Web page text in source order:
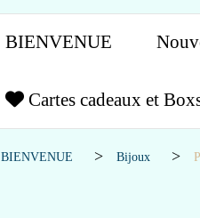
BIENVENUE
Cartes cadeaux et
BIENVENUE Bijoux